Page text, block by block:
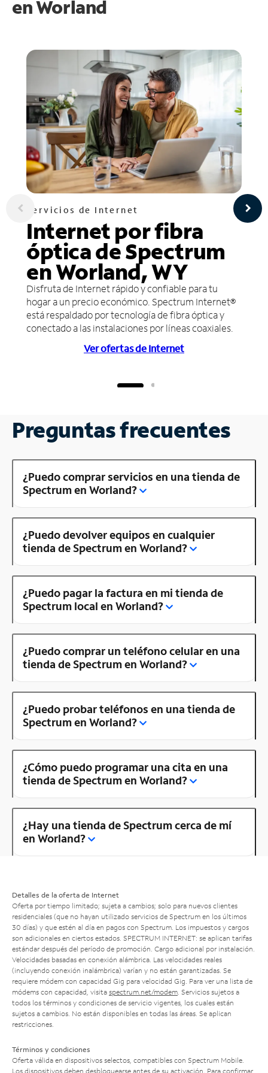
enWorland
Servicios de Internet
Internet por fibra
óptica de Spectrum
en Worland, WY
Disfruta de Internet rápido y confiable para tu
hogar a un precio económico. Spectrum Internet®
está respaldado por tecnología de fibra óptica y
conectado a las instalaciones por líneas coaxiales.
Ver ofertas de Internet
Preguntas frecuentes
¿Puedo comprar servicios en una tienda de
Spectrum en Worland?
¿Puedo devolver equipos en cualquier
tienda de Spectrum en Worland?
¿Puedo pagar la factura en mi tienda de
Spectrum local en Worland?
¿Puedo comprar un teléfono celular en una
tienda de Spectrum en Worland?
¿Puedo probar teléfonos en una tienda de
Spectrum en Worland?
¿Cómo puedo programar una cita en una
tienda de Spectrum en Worland?
¿Hay una tienda de Spectrum cerca de mí
en Worland?
Detalles de la oferta de Internet
Oferta por tiempo limitado; sujeta a cambios; solo para nuevos clientes
residenciales (que no hayan utilizado servicios de Spectrum en los últimos
30 días) y que estén al día en pagos con Spectrum. Los impuestos y cargos
son adicionales en ciertos estados. SPECTRUM INTERNET: se aplican tarifas
estándar después del período de promoción. Cargo adicional por instalación.
Velocidades basadas en conexión alámbrica. Las velocidades reales
(incluyendo conexión inalámbrica) varían y no están garantizadas. Se
requiere módem con capacidad Gig para velocidad Gig. Para ver una lista de
módems con capacidad, visita spectrum.net/modem . Servicios sujetos a
todos los términos y condiciones de servicio vigentes, los cuales están
sujetos a cambios. No están disponibles en todas las áreas. Se aplican
restricciones.
Términos y condiciones
Oferta válida en dispositivos selectos, compatibles con Spectrum Mobile.
Los dispositivos deben desbloquearse antes de su activación. Para confirmar